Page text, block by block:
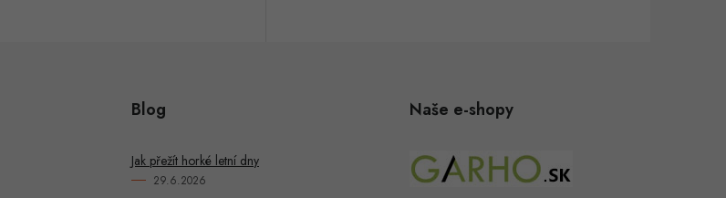
Blog
Jak přežít horké letní dny
29.6.2026
Naše e-shopy